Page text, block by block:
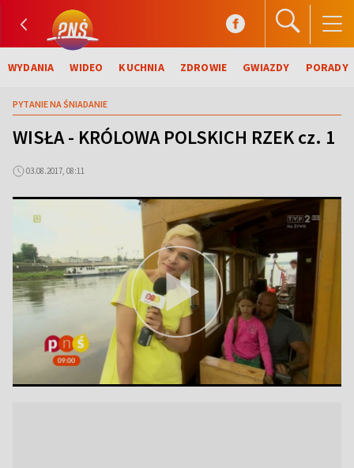
WYDANIA WIDEO KUCHNIA ZDROWIE GWIAZDY PORADY
PYTANIE NA ŚNIADANIE
WISŁA - KRÓLOWA POLSKICH RZEK cz. 1
03.08.2017, 08:11